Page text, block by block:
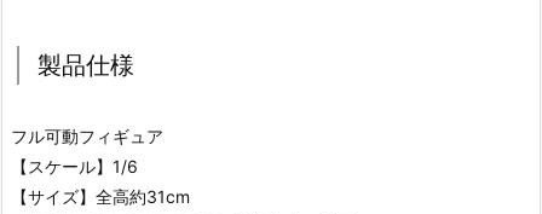
製品仕様
フル可動フィギュア
【スケール】1/6
【サイズ】全高約31cm